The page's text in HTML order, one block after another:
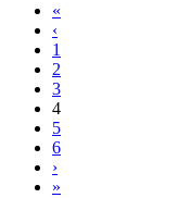
«
‹
1
2
3
4
5
6
›
»